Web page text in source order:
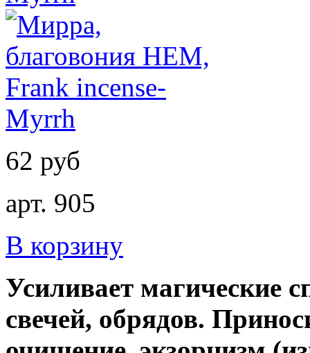
62 руб
арт. 905
В корзину
Усиливает магические
свечей, обрядов.